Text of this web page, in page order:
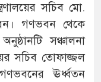
সচিব মো.
গণভবন থেকে
সঞ্চালনা
সচিব তোফাজ্জল
ঊর্ধ্বতন